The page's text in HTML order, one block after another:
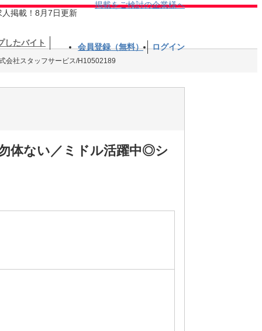
人掲載！8月7日更新
掲載をご検討の企業様へ
したバイト 会員登録（無料） ログイン
会社スタッフサービス/H10502189
体ない／ミドル活躍中◎シ